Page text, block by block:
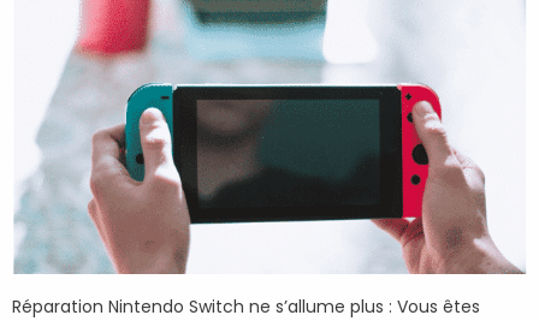
Réparation Nintendo Switch ne s’allume plus : Vous êtes